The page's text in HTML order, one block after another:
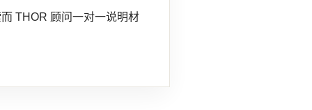
THOR 顾问一对一说明材